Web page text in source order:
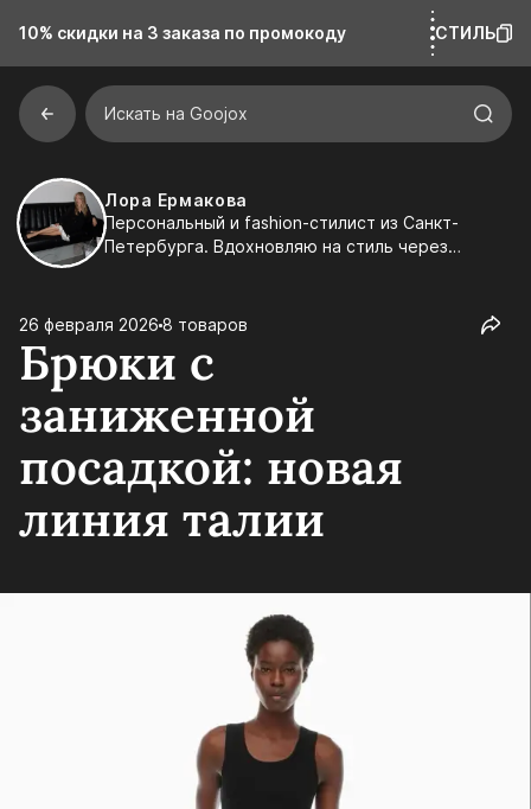
10% скидки на 3 заказа по промокоду СТИЛЬ
Искать на Goojox
Лора Ермакова
Персональный и fashion-стилист из Санкт-
Петербурга. Вдохновляю на стиль через
реальную жизнь и подчеркивают ваш характер.
26 февраля 2026 8 товаров
Брюки с
заниженной
посадкой: новая
линия талии